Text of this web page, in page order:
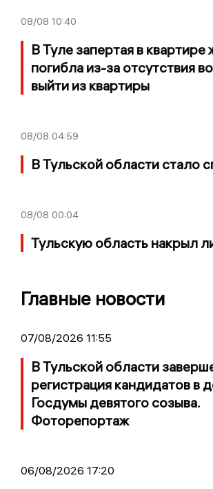
08/08 10:40
В Туле запертая в
погибла из-за отсутствия
выйти из квартиры
08/08 04:59
В Тульской области стало
08/08 00:04
Тульскую область накрыл
Главные новости
07/08/2026 11:55
В Тульской области
регистрация кандидатов в
Госдумы девятого созыва.
Фоторепортаж
06/08/2026 17:20